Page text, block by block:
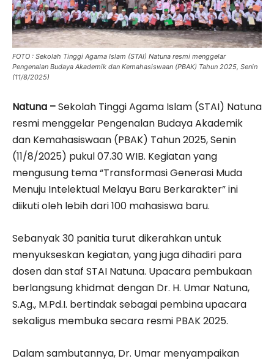
FOTO : Sekolah Tinggi Agama Islam (STAI) Natuna resmi menggelar
Pengenalan Budaya Akademik dan Kemahasiswaan (PBAK) Tahun 2025, Senin
(11/8/2025)
Natuna –Sekolah Tinggi Agama Islam (STAI) Natuna
resmi menggelar Pengenalan Budaya Akademik
dan Kemahasiswaan (PBAK) Tahun 2025, Senin
(11/8/2025) pukul 07.30 WIB. Kegiatan yang
mengusung tema “Transformasi Generasi Muda
Menuju Intelektual Melayu Baru Berkarakter” ini
diikuti oleh lebih dari 100 mahasiswa baru.
Sebanyak 30 panitia turut dikerahkan untuk
menyukseskan kegiatan, yang juga dihadiri para
dosen dan staf STAI Natuna. Upacara pembukaan
berlangsung khidmat dengan Dr. H. Umar Natuna,
S.Ag., M.Pd.I. bertindak sebagai pembina upacara
sekaligus membuka secara resmi PBAK 2025.
Dalam sambutannya, Dr. Umar menyampaikan